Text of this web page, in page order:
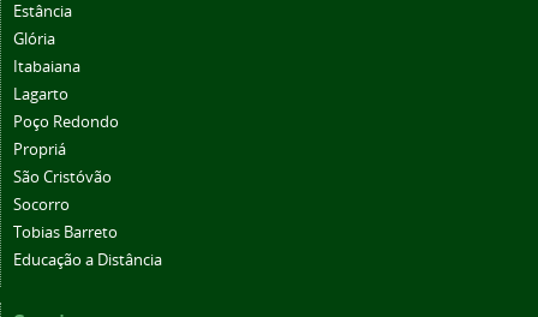
Estância
Glória
Itabaiana
Lagarto
Poço Redondo
Propriá
São Cristóvão
Socorro
Tobias Barreto
Educação a Distância